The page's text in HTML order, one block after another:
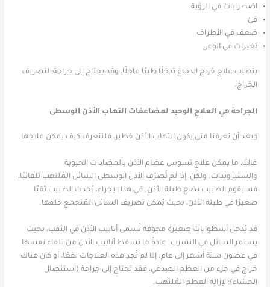
اضطرابات في الرؤية
قئ
ضعف في الأطراف
تغيرات في الوعي
يتطلب علاج خراج الدماغ تدخلًا طبيًا عاجلًا، وقد يحتاج إلى جراحة؛ لتصريف
الخراج.
الجراحة هي العلاج الوحيد لمضاعفات التهاب الأذن الوسطى
وبعد أن تعرفنا متى يكون التهاب الأذن خطير، فلنتعرف كيف يمكن علاجها.
غالبًا، ما يمكن علاج تسوس عظام الأذن بالمضادات الحيوية
والستيرويدات. ولكن، إذا لم تُصرّف الأذن الوسطى السائل المُلتهب تلقائيًا،
فسيقوم الطبيب بضع طبلة الأذن. في هذا الإجراء، يُحدث الطبيب ثقبًا
صغيرًا في طبلة الأذن، بحيث يُمكن تصريف السائل المُتجمع خلفها.
قد يُدخل أسطوانات صغيرة مجوفة تُسمى أنابيب الأذن في الثقب، بحيث
يستمر السائل في التسرب. عادةً ما تسقط أنابيب الأذن من تلقاء نفسها
في غضون ستة أشهر إلى عام.إذا لم تُجدِ هذه العلاجات نفعًا، أو كان هناك
خراج في جزء من العظم الصدغي، فقد تحتاج إلى جراحة (استئصال
الخشاء)؛ لإزالة العظم المُلتهب.